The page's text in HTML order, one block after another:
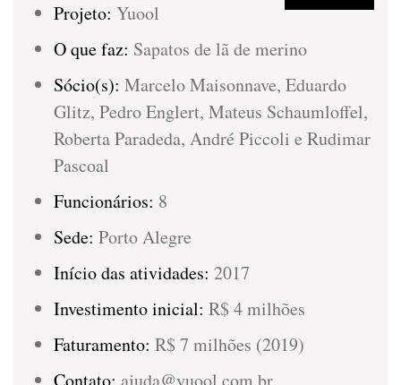
Projeto: Yuool
O que faz: Sapatos de lã de merino
Sócio(s): Marcelo Maisonnave, Eduardo
Glitz, Pedro Englert, Mateus Schaumloffel,
Roberta Paradeda, André Piccoli e Rudimar
Pascoal
Funcionários: 8
Sede: Porto Alegre
Início das atividades: 2017
Investimento inicial: R$ 4 milhões
Faturamento: R$ 7 milhões (2019)